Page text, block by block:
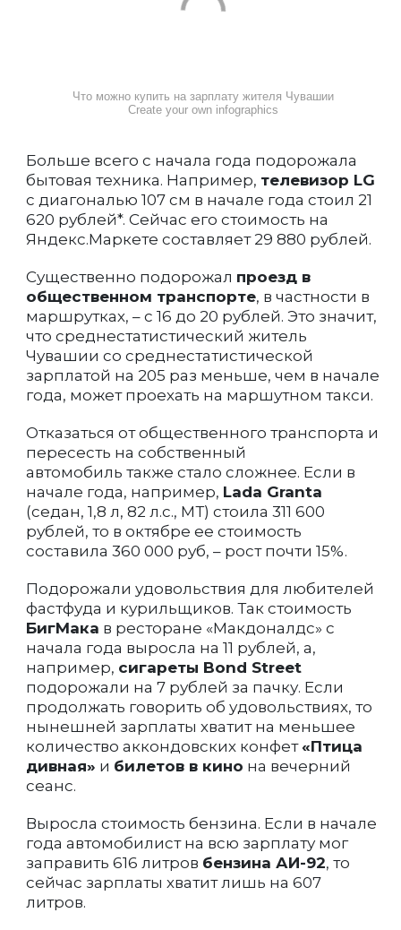
Что можно купить на зарплату жителя Чувашии
Create your own infographics
Больше всего с начала года подорожала
бытовая техника. Например, телевизор LG
с диагональю 107 см в начале года стоил 21
620 рублей*. Сейчас его стоимость на
Яндекс.Маркете составляет 29 880 рублей.
Существенно подорожал проезд в
общественном транспорте, в частности в
маршрутках, – с 16 до 20 рублей. Это значит,
что среднестатистический житель
Чувашии со среднестатистической
зарплатой на 205 раз меньше, чем в начале
года, может проехать на маршутном такси.
Отказаться от общественного транспорта и
пересесть на собственный
автомобиль также стало сложнее. Если в
начале года, например, Lada Granta
(седан, 1,8 л, 82 л.с., МТ) стоила 311 600
рублей, то в октябре ее стоимость
составила 360 000 руб, – рост почти 15%.
Подорожали удовольствия для любителей
фастфуда и курильщиков. Так стоимость
БигМака в ресторане «Макдоналдс» с
начала года выросла на 11 рублей, а,
например, сигареты Bond Street
подорожали на 7 рублей за пачку. Если
продолжать говорить об удовольствиях, то
нынешней зарплаты хватит на меньшее
количество аккондовских конфет «Птица
дивная» и билетов в кино на вечерний
сеанс.
Выросла стоимость бензина. Если в начале
года автомобилист на всю зарплату мог
заправить 616 литров бензина АИ-92, то
сейчас зарплаты хватит лишь на 607
литров.